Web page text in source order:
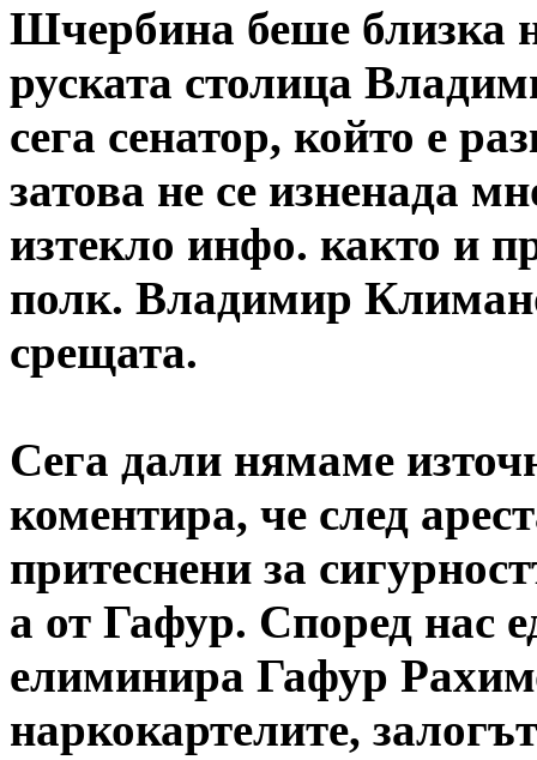
Шчербина беше близка
руската столица
сега сенатор, който е
затова не се изненада
изтекло инфо. както и
полк. Владимир
срещата.
Сега дали нямаме
коментира, че след
притеснени за
а от Гафур. Според нас
елиминира Гафур
наркокартелите,